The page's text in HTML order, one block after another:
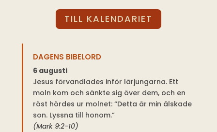
TILL KALENDARIET
DAGENS BIBELORD
6 augusti
Jesus förvandlades inför lärjungarna. Ett
moln kom och sänkte sig över dem, och en
röst hördes ur molnet: “Detta är min älskade
son. Lyssna till honom.”
(Mark 9:2-10)